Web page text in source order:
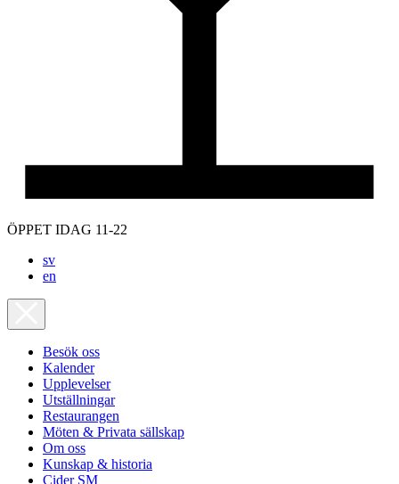
ÖPPET IDAG 11-22
sv
en
Besök oss
Kalender
Upplevelser
Utställningar
Restaurangen
Möten & Privata sällskap
Om oss
Kunskap & historia
Cider SM